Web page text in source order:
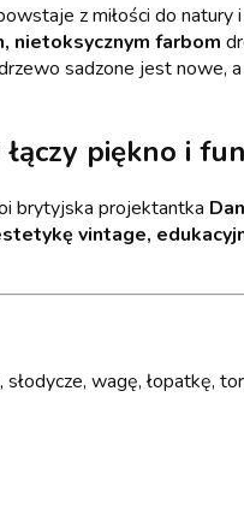
z miłości do natury
nietoksycznym farbom
sadzone jest nowe,
piękno i
brytyjska projektantka
vintage,
słodycze, wagę, łopatkę,